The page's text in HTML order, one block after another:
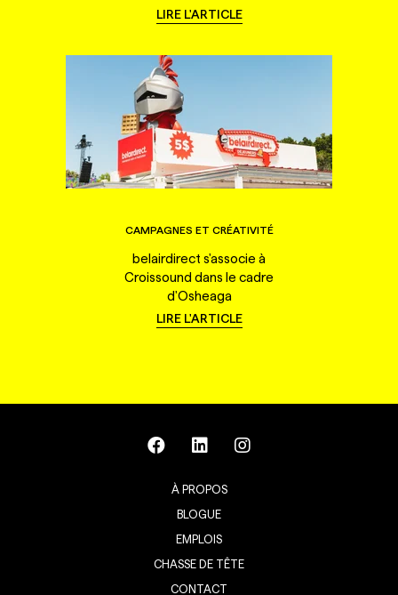
LIRE L'ARTICLE
CAMPAGNES ET CRÉATIVITÉ
belairdirect s'associe à
Croissound dans le cadre
d'Osheaga
LIRE L'ARTICLE
À PROPOS
BLOGUE
EMPLOIS
CHASSE DE TÊTE
CONTACT